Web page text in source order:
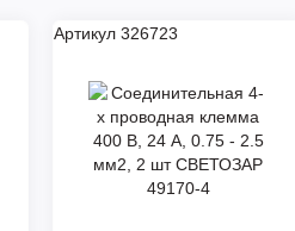
Артикул 326723